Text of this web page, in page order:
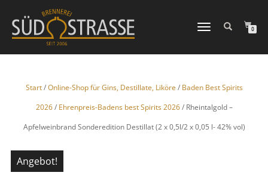
NAVIGATION
0
Start/Online-Shop für Gins, Destillate, Liköre / Baden Best Spirits
2026/ Ehrenpreis-Badens best Spirits 2026/ Rheintalgold –
Apfelweinbrand Sonderedition Destillat (2 x 0,5l/2 x 0,05 l- 42% vol)
Angebot!